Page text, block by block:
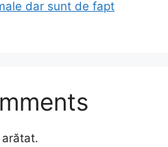
dar sunt de fapt